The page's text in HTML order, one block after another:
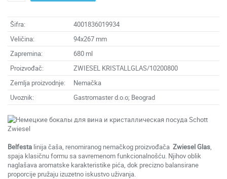
Šifra:
4001836019934
Veličina:
94x267 mm
Zapremina:
680 ml
Proizvođač:
ZWIESEL KRISTALLGLAS/10200800
Zemlja proizvodnje:
Nemačka
Uvoznik:
Gastromaster d.o.o; Beograd
Belfesta linija čaša, renomiranog nemačkog proizvođača Zwiesel Glas,
spaja klasičnu formu sa savremenom funkcionalnošću. Njihov oblik
naglašava aromatske karakteristike pića, dok precizno balansirane
proporcije pružaju izuzetno iskustvo uživanja.